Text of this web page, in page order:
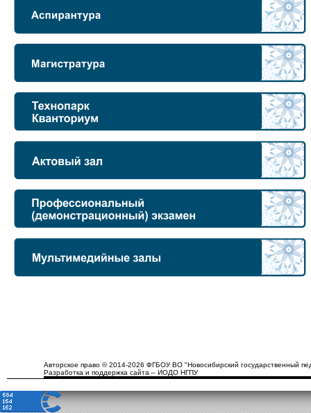
Авторское право © 2014-2026 ФГБОУ ВО "Новосибирский государственный
Разработка и поддержка сайта – ИОДО НГПУ